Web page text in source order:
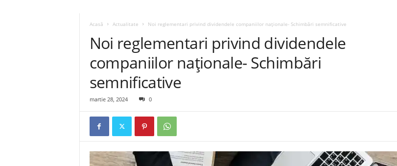
Acasă Actualitate Noi reglementari privind dividendele companiilor naționale- Schimbări semnificative
Noi reglementari privind dividendele
companiilor naționale- Schimbări
semnificative
martie 28, 2024 0